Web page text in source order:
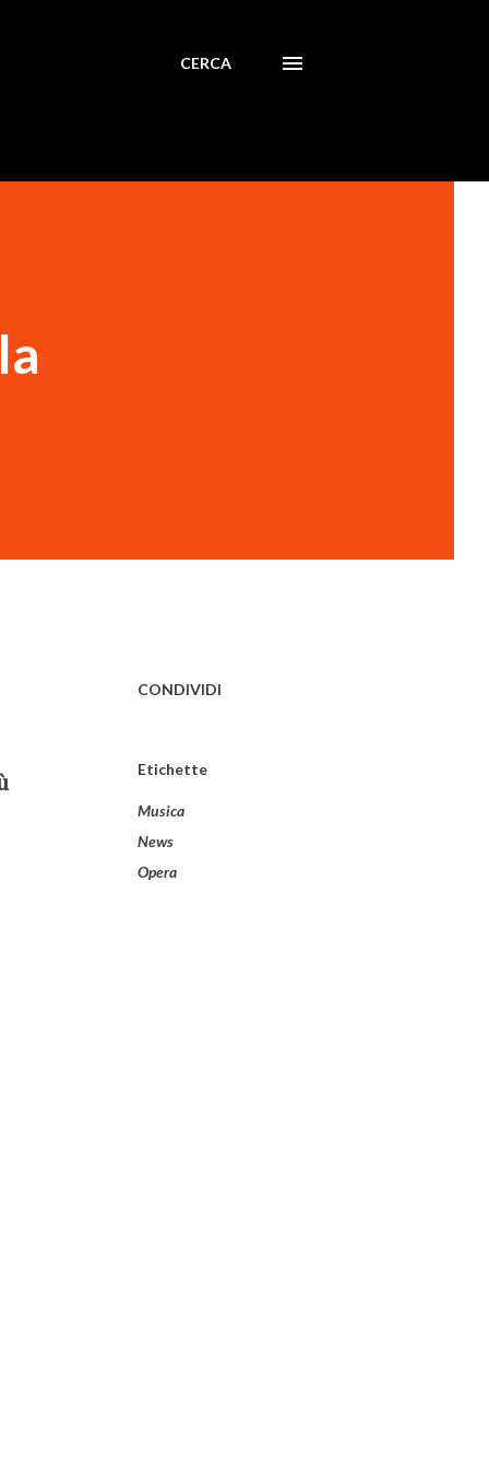
CERCA
CONDIVIDI
Etichette
Musica
News
Opera